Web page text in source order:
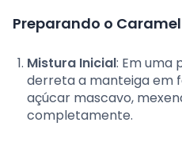
Preparando o
Mistura Inicial: Em uma
derreta a manteiga em
açúcar mascavo,
completamente.